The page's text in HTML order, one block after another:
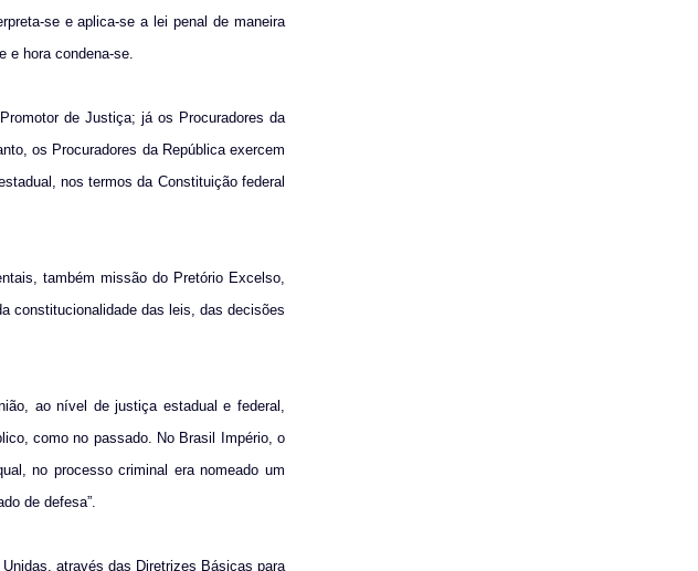
se e aplica-se a lei penal de maneira
e hora condena-se.
de Justiça; já os Procuradores da
os Procuradores da República exercem
nos termos da Constituição federal
também missão do Pretório Excelso,
constitucionalidade das leis, das decisões
ao nível de justiça estadual e federal,
como no passado. No Brasil Império, o
no processo criminal era nomeado um
de defesa”.
através das Diretrizes Básicas para